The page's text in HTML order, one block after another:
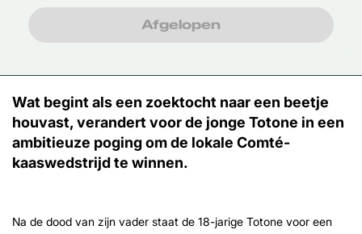
Afgelopen
Wat begint als een zoektocht naar een beetje
houvast, verandert voor de jonge Totone in een
ambitieuze poging om de lokale Comté-
kaaswedstrijd te winnen.
Na de dood van zijn vader staat de 18-jarige Totone voor een